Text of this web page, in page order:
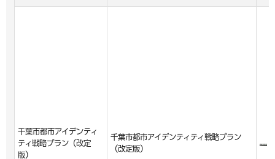
千葉市都市アイデンティ
ティ戦略プラン（改定
版）
千葉市都市アイデンティティ戦略プラン
（改定版）